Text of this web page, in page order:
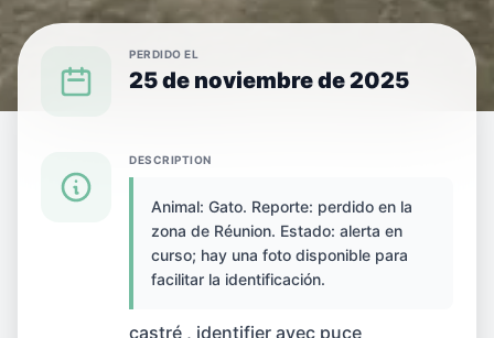
{SPECIES} PERDIDO(A) EN {CITY}
Gato perdido(a) en
Réunion, Francia
PERDIDO EL
25 de noviembre de 2025
DESCRIPTION
Animal: Gato. Reporte: perdido en la
zona de Réunion. Estado: alerta en
curso; hay una foto disponible para
facilitar la identificación.
castré , identifier avec puce